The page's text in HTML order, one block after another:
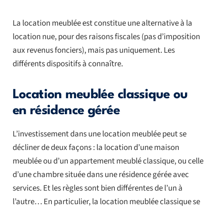
La location meublée est constitue une alternative à la
location nue, pour des raisons fiscales (pas d’imposition
aux revenus fonciers), mais pas uniquement. Les
différents dispositifs à connaître.
Location meublée classique ou
en résidence gérée
L’investissement dans une location meublée peut se
décliner de deux façons : la location d’une maison
meublée ou d’un appartement meublé classique, ou celle
d’une chambre située dans une résidence gérée avec
services. Et les règles sont bien différentes de l’un à
l’autre… En particulier, la location meublée classique se